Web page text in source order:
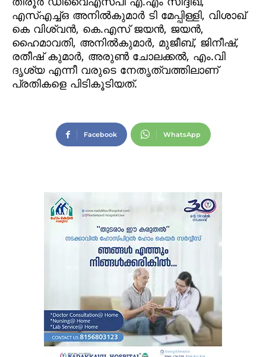
എസ്എച്ച്ഒ അനില്‍കുമാര്‍ ടി മേപ്പിള്ളി, വിശാഖ്
കെ വിശ്വന്‍, കെ.എസ് ജയന്‍, ജയന്‍,
ഹൈമാവതി, അനില്‍കുമാര്‍, മുജീബ്, ജിനീഷ്,
രതീഷ് കുമാര്‍, അരുണ്‍ ചോലക്കല്‍, എം.വി
ദൃശ്യ എന്നീ വരുടെ നേതൃത്വത്തിലാണ്
പ്രതികളെ പിടികൂടിയത്.
Facebook WhatsApp